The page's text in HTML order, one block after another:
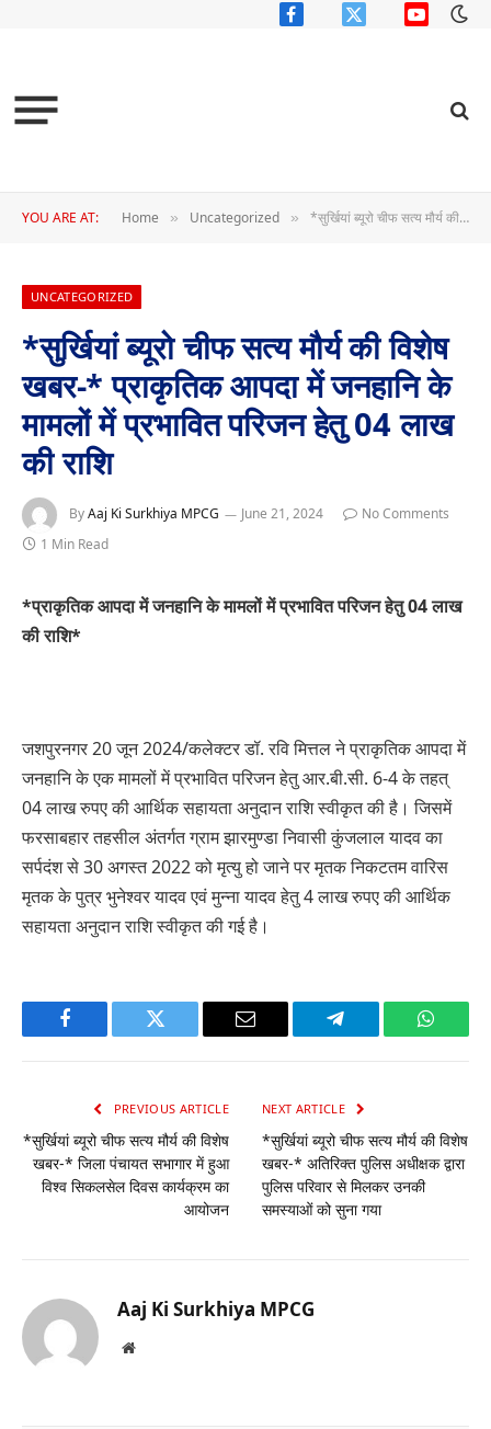
FacebookX
YouTube
YOU ARE AT: Home » Uncategorized » *सुर्खियां ब्यूरो चीफ सत्य मौर्य की विशेष खबर-* प्राकृतिक आपदा में जनहानि के मामलों में प्रभावित परिजन हेतु 04 लाख की राशि
UNCATEGORIZED
*सुर्खियां ब्यूरो चीफ सत्य मौर्य की विशेष
खबर-* प्राकृतिक आपदा में जनहानि के
मामलों में प्रभावित परिजन हेतु 04 लाख
की राशि
ByAaj Ki Surkhiya MPCG June 21, 2024
No Comments
1 Min Read
*प्राकृतिक आपदा में जनहानि के मामलों में प्रभावित परिजन हेतु 04 लाख
की राशि*
जशपुरनगर 20 जून 2024/कलेक्टर डॉ. रवि मित्तल ने प्राकृतिक आपदा में
जनहानि के एक मामलों में प्रभावित परिजन हेतु आर.बी.सी. 6-4 के तहत्
04 लाख रुपए की आर्थिक सहायता अनुदान राशि स्वीकृत की है। जिसमें
फरसाबहार तहसील अंतर्गत ग्राम झारमुण्डा निवासी कुंजलाल यादव का
सर्पदंश से 30 अगस्त 2022 को मृत्यु हो जाने पर मृतक निकटतम वारिस
मृतक के पुत्र भुनेश्वर यादव एवं मुन्ना यादव हेतु 4 लाख रुपए की आर्थिक
सहायता अनुदान राशि स्वीकृत की गई है।
Facebook Twitter Email Telegram
PREVIOUS ARTICLE
*सुर्खियां ब्यूरो चीफ सत्य मौर्य की विशेष
खबर-* जिला पंचायत सभागार में हुआ
विश्व सिकलसेल दिवस कार्यक्रम का
आयोजन
NEXT ARTICLE
*सुर्खियां ब्यूरो चीफ सत्य मौर्य की विशेष
खबर-* अतिरिक्त पुलिस अधीक्षक द्वारा
पुलिस परिवार से मिलकर उनकी
समस्याओं को सुना गया
Aaj Ki Surkhiya MPCG
Website